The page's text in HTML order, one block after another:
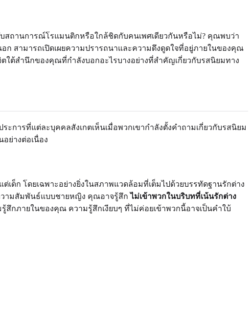
สถานการณ์โรแมนติกหรือใกล้ชิดกับคนเพศเดียวกันหรือไม่? คุณพบว่า
ก สามารถเปิดเผยความปรารถนาและความดึงดูดใจที่อยู่ภายในของคุณ
ใต้สำนึกของคุณที่กำลังบอกอะไรบางอย่างที่สำคัญเกี่ยวกับรสนิยมทาง
ะการที่แต่ละบุคคลสังเกตเห็นเมื่อพวกเขากำลังตั้งคำถามเกี่ยวกับรสนิยม
ย่างต่อเนื่อง
ด็ก โดยเฉพาะอย่างยิ่งในสภาพแวดล้อมที่เต็มไปด้วยบรรทัดฐานรักต่าง
ความสัมพันธ์แบบชายหญิง คุณอาจรู้สึกไม่เข้าพวกในบริบทที่เน้นรักต่าง
กภายในของคุณ ความรู้สึกเงียบๆ ที่ไม่ค่อยเข้าพวกนี้อาจเป็นคำใบ้